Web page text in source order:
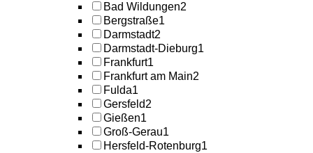
Bad Wildungen2
Bergstraße1
Darmstadt2
Darmstadt-Dieburg1
Frankfurt1
Frankfurt am Main2
Fulda1
Gersfeld2
Gießen1
Groß-Gerau1
Hersfeld-Rotenburg1